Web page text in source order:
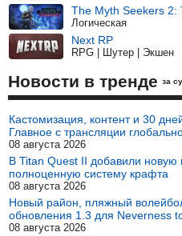
The Myth Seekers 2:
Логическая
Next RP
RPG | Шутер | Экшен
Новости в тренде за
Кастомизация, контент и 30
Главное с трансляции
08 августа 2026
В Titan Quest II добавили новую
полноценную систему крафта
08 августа 2026
Новый район, пляжный
обновления 1.3 для Neverness
08 августа 2026